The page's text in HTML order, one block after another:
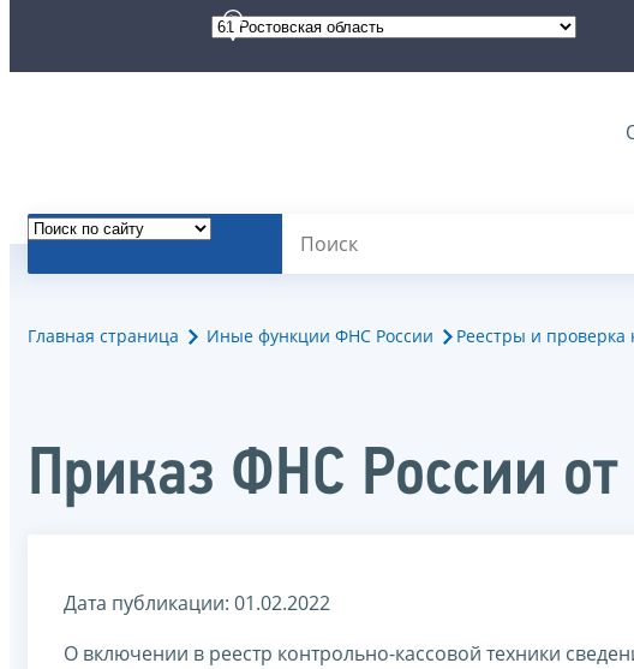
Главная страница Иные функции ФНС России Реестры и проверка
Приказ ФНС России
Дата публикации: 01.02.2022
О включении в реестр контрольно-кассовой техники